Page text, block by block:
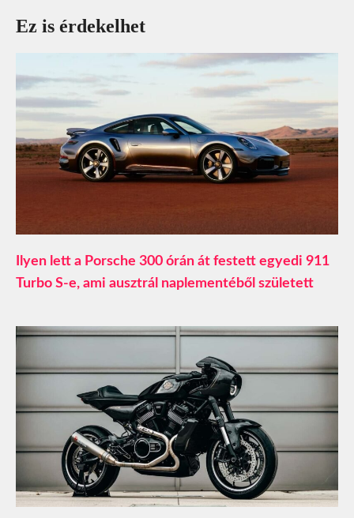
Ez is érdekelhet
Ilyen lett a Porsche 300 órán át festett egyedi 911
Turbo S-e, ami ausztrál naplementéből született